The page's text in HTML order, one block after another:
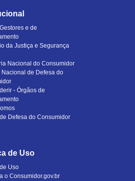
e de
da Justiça e Segurança
Nacional do Consumidor
Nacional de Defesa do
- Órgãos de
Defesa do Consumidor
de Uso
Uso
o Consumidor.gov.br